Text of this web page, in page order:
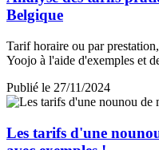
Belgique
Tarif horaire ou par
Yoojo à l'aide d'exemples et
Publié le 27/11/2024
Les tarifs d'une